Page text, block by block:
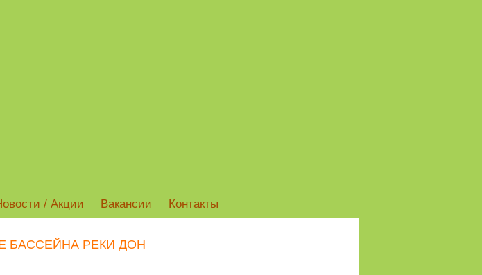
/ Акции Вакансии Контакты
БАССЕЙНА РЕКИ ДОН